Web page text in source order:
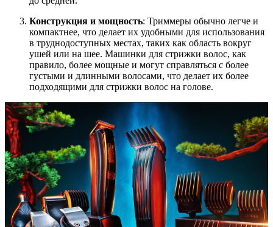
Конструкция и мощность: Триммеры обычно легче и
компактнее, что делает их удобными для использования
в труднодоступных местах, таких как область вокруг
ушей или на шее. Машинки для стрижки волос, как
правило, более мощные и могут справляться с более
густыми и длинными волосами, что делает их более
подходящими для стрижки волос на голове.